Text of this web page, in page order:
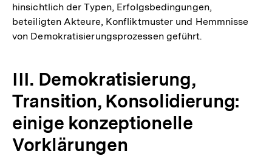
hinsichtlich der Typen, Erfolgsbedingungen,
beteiligten Akteure, Konfliktmuster und Hemmnisse
von Demokratisierungsprozessen geführt.
III. Demokratisierung,
Transition, Konsolidierung:
einige konzeptionelle
Vorklärungen